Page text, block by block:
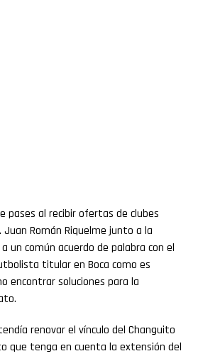
pases al recibir ofertas de clubes
Juan Román Riquelme junto a la
un común acuerdo de palabra con el
titular en Boca como es
encontrar soluciones para la
renovar el vínculo del Changuito
que tenga en cuenta la extensión del